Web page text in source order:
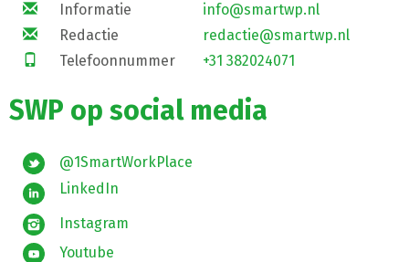
Informatie
info@smartwp.nl
Redactie
redactie@smartwp.nl
Telefoonnummer
+31 382024071
SWP op social media
@1SmartWorkPlace
LinkedIn
Instagram
Youtube